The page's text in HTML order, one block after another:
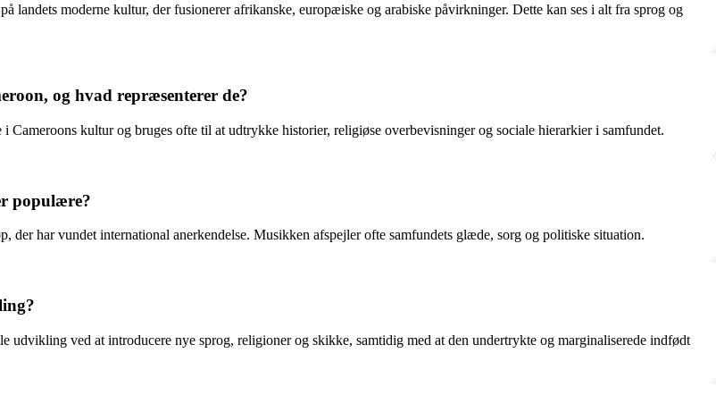
landets moderne kultur, der fusionerer afrikanske, europæiske og arabiske påvirkninger. Dette kan ses i alt fra sprog og
og hvad repræsenterer de?
kultur og bruges ofte til at udtrykke historier, religiøse overbevisninger og sociale hierarkier i samfundet.
populære?
der har vundet international anerkendelse. Musikken afspejler ofte samfundets glæde, sorg og politiske situation.
ved at introducere nye sprog, religioner og skikke, samtidig med at den undertrykte og marginaliserede indfødt